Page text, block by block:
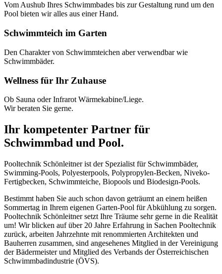
Vom Aushub Ihres Schwimmbades bis zur Gestaltung rund um den
Pool bieten wir alles aus einer Hand.
Schwimmteich im Garten
Den Charakter von Schwimmteichen aber verwendbar wie
Schwimmbäder.
Wellness für Ihr Zuhause
Ob Sauna oder Infrarot Wärmekabine/Liege.
Wir beraten Sie gerne.
Ihr kompetenter Partner für
Schwimmbad und Pool.
Pooltechnik Schönleitner ist der Spezialist für Schwimmbäder,
Swimming-Pools, Polyesterpools, Polypropylen-Becken, Niveko-
Fertigbecken, Schwimmteiche, Biopools und Biodesign-Pools.
Bestimmt haben Sie auch schon davon geträumt an einem heißen
Sommertag in Ihrem eigenen Garten-Pool für Abkühlung zu sorgen.
Pooltechnik Schönleitner setzt Ihre Träume sehr gerne in die Realität
um! Wir blicken auf über 20 Jahre Erfahrung in Sachen Pooltechnik
zurück, arbeiten Jahrzehnte mit renommierten Architekten und
Bauherren zusammen, sind angesehenes Mitglied in der Vereinigung
der Bädermeister und Mitglied des Verbands der Österreichischen
Schwimmbadindustrie (ÖVS).